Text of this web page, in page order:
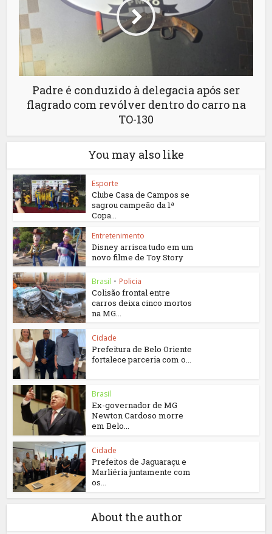
Padre é conduzido à delegacia após ser
flagrado com revólver dentro do carro na
TO-130
You may also like
Esporte
Clube Casa de Campos se
sagrou campeão da 1ª
Copa...
Entretenimento
Disney arrisca tudo em um
novo filme de Toy Story
Brasil • Policia
Colisão frontal entre
carros deixa cinco mortos
na MG...
Cidade
Prefeitura de Belo Oriente
fortalece parceria com o...
Brasil
Ex-governador de MG
Newton Cardoso morre
em Belo...
Cidade
Prefeitos de Jaguaraçu e
Marliéria juntamente com
os...
About the author